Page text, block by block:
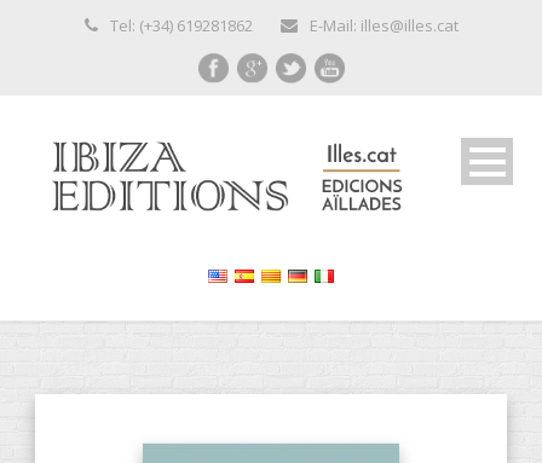
Tel: (+34) 619281862 E-Mail: illes@illes.cat